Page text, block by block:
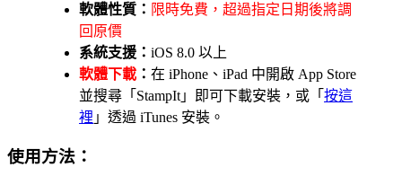
軟體性質： 限時免費，超過指定日期後將調
回原價
系統支援： iOS 8.0 以上
軟體下載 ： 在 iPhone、iPad 中開啟 App Store
並搜尋「StampIt」即可下載安裝，或「 按這
裡 」透過 iTunes 安裝。
使用方法：